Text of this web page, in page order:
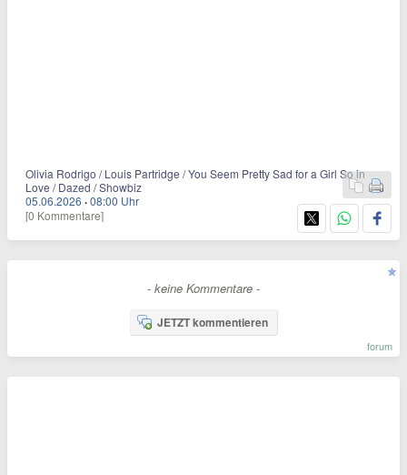
Olivia Rodrigo / Louis Partridge / You Seem Pretty Sad for a Girl So in
Love / Dazed / Showbiz
05.06.2026 ·08:00 Uhr
[0 Kommentare]
- keine Kommentare -
JETZT kommentieren
forum